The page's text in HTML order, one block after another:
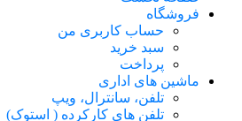
فروشگاه
حساب کاربری من
سبد خرید
پرداخت
ماشین های اداری
تلفن، سانترال، ویپ
تلفن های کارکرده ( استوک)